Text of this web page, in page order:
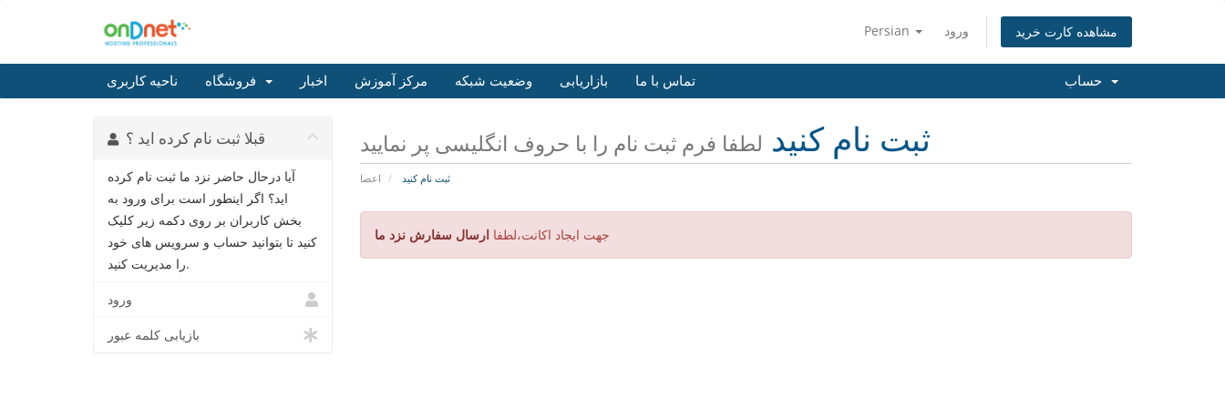
Persian ورود مشاهده کارت خرید
ناحیه کاربری اخبار مرکز آموزش وضعیت شبکه بازاریابی تماس با ما
ثبت نام کنید لطفا فرم ثبت نام را با حروف انگلیسی پر نمایید
اعضا ثبت نام کنید
قبلا ثبت نام کرده اید ؟
آیا درحال حاضر نزد ما ثبت نام کرده
اید؟ اگر اینطور است برای ورود به
بخش کاربران بر روی دکمه زیر کلیک
کنید تا بتوانید حساب و سرویس های خود
را مدیریت کنید.
ورود
بازیابی کلمه عبور
جهت ایجاد اکانت،لطفاارسال سفارش نزد ما